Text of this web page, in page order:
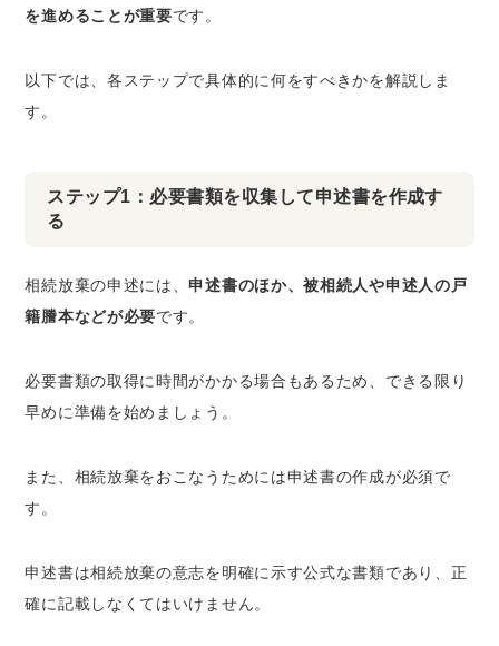
を進めることが重要です。
以下では、各ステップで具体的に何をすべきかを解説しま
す。
ステップ1：必要書類を収集して申述書を作成す
る
相続放棄の申述には、申述書のほか、被相続人や申述人の戸
籍謄本などが必要です。
必要書類の取得に時間がかかる場合もあるため、できる限り
早めに準備を始めましょう。
また、相続放棄をおこなうためには申述書の作成が必須で
す。
申述書は相続放棄の意志を明確に示す公式な書類であり、正
確に記載しなくてはいけません。